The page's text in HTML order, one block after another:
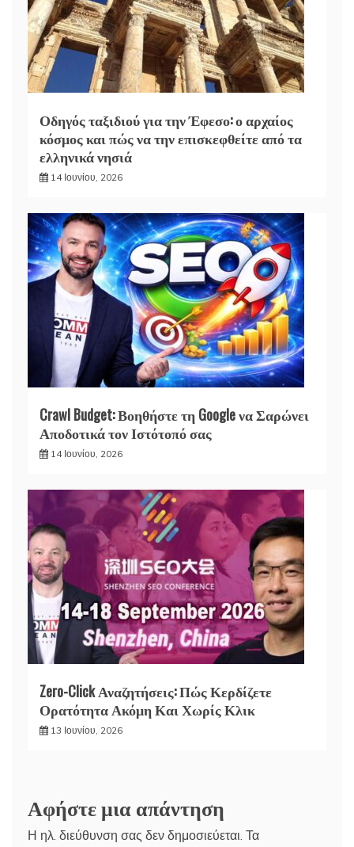
Οδηγός ταξιδιού για την Έφεσο: ο αρχαίος
κόσμος και πώς να την επισκεφθείτε από τα
ελληνικά νησιά
14 Ιουνίου, 2026
Crawl Budget: Βοηθήστε τη Google να Σαρώνει
Αποδοτικά τον Ιστότοπό σας
14 Ιουνίου, 2026
Zero-Click Αναζητήσεις: Πώς Κερδίζετε
Ορατότητα Ακόμη Και Χωρίς Κλικ
13 Ιουνίου, 2026
Αφήστε μια απάντηση
Η ηλ. διεύθυνση σας δεν δημοσιεύεται. Τα